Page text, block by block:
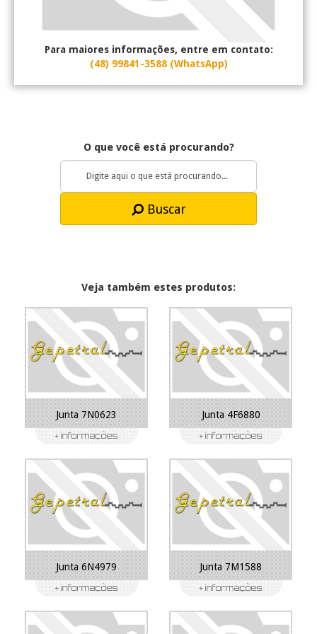
Para maiores informações, entre em contato:
(48) 99841-3588 (WhatsApp)
O que você está procurando?
Buscar
Veja também estes produtos:
Junta 7N0623 Junta 4F6880
Junta 6N4979 Junta 7M1588